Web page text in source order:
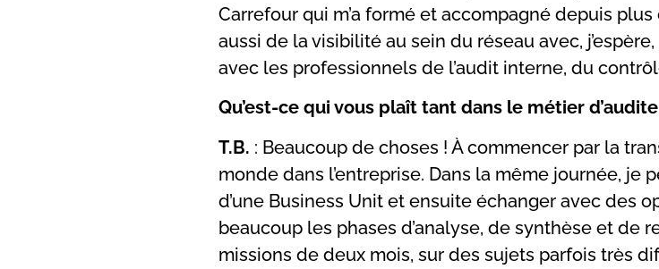
Carrefour qui m’a formé et accompagné depuis
aussi de la visibilité au sein du réseau avec,
avec les professionnels de l’audit interne, du
Qu’est-ce qui vous plaît tant dans le métier
T.B. : Beaucoup de choses ! À commencer par la
monde dans l’entreprise. Dans la même journée, je
d’une Business Unit et ensuite échanger avec des
beaucoup les phases d’analyse, de synthèse et de
missions de deux mois, sur des sujets parfois très